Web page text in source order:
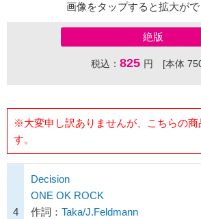
画像をタップすると拡大がで
絶版
税込： 825 円 [本体
※大変申し訳ありませんが、こちらの商
す。
4
Decision
ONE OK ROCK
作詞： Taka/J.Feldmann